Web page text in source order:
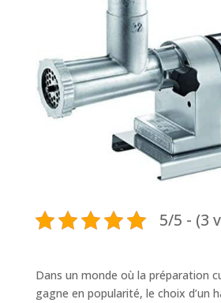
5/5 - (3
Dans un monde où la préparation
gagne en popularité, le choix d’un